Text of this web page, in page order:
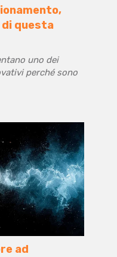
questa
uno dei
perché sono
ad